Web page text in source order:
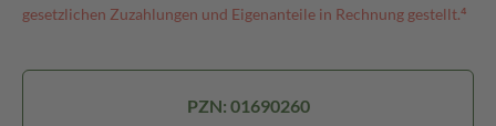
gesetzlichen Zuzahlungen und Eigenanteile in Rechnung gestellt.⁴
PZN: 01690260